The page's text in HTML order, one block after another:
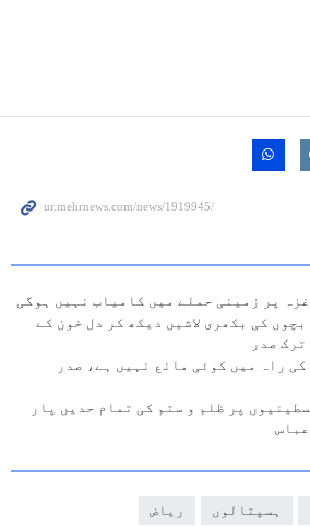
پر زمینی حملے میں کامیاب نہیں ہوگی
کی بکھری لاشیں دیکھ کر دل خون کے
صدر
راہ میں کوئی مانع نہیں ہے، صدر
پر ظلم و ستم کی تمام حدیں پار
ہسپتالوں ریاض